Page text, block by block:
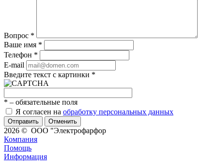
Вопрос *
Ваше имя *
Телефон *
E-mail
Введите текст с картинки *
* – обязательные поля
Я согласен на обработку персональных данных
Отменить
2026 © ООО "Электрофарфор
Компания
Помощь
Информация